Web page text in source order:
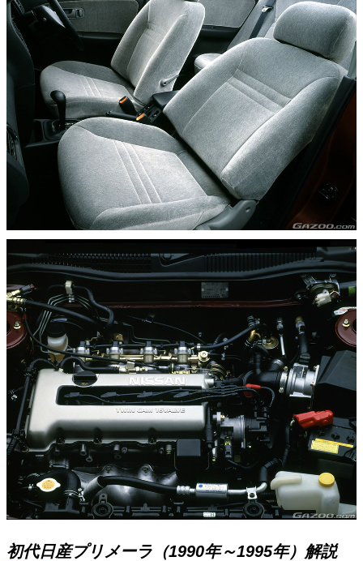
初代日産プリメーラ（1990年～1995年）解説